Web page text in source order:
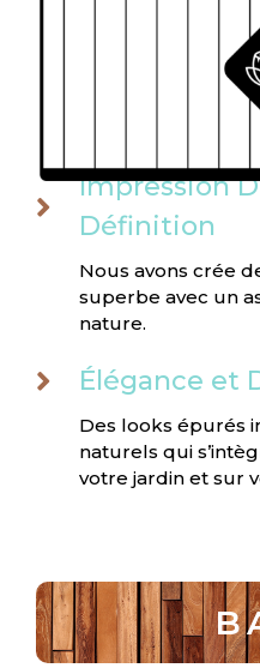
Impression
Définition
Nous avons crée
superbe avec un
nature.
Élégance et
Des looks épurés
naturels qui
votre jardin et sur